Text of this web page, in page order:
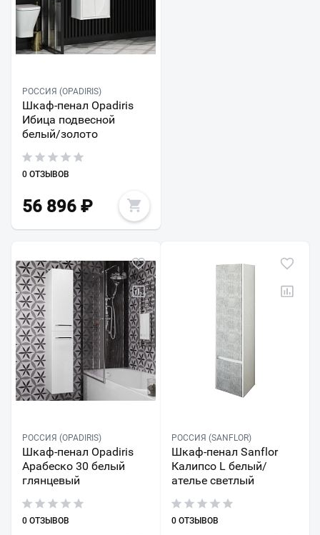
РОССИЯ (OPADIRIS)
Шкаф-пенал Opadiris
Ибица подвесной
белый/золото
0 ОТЗЫВОВ
56 896 ₽
РОССИЯ (OPADIRIS)
Шкаф-пенал Opadiris
Арабеско 30 белый
глянцевый
0 ОТЗЫВОВ
РОССИЯ (SANFLOR)
Шкаф-пенал Sanflor
Калипсо L белый/
ателье светлый
0 ОТЗЫВОВ